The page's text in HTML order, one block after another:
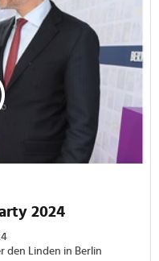
2024
den Linden in Berlin